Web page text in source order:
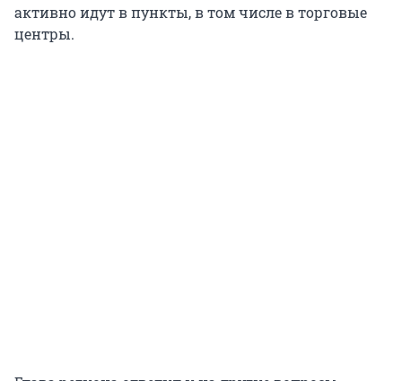
активно идут в пункты, в том числе в торговые
центры.